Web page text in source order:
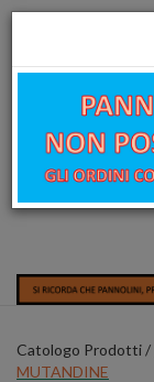
Passa
principale
Cerca
Prodotto
Catologo Prodotti /
MUTANDINE